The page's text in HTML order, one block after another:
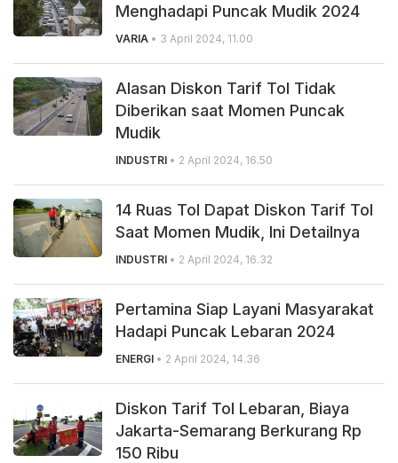
Menghadapi Puncak Mudik 2024
VARIA • 3 April 2024, 11.00
Alasan Diskon Tarif Tol Tidak
Diberikan saat Momen Puncak
Mudik
INDUSTRI • 2 April 2024, 16.50
14 Ruas Tol Dapat Diskon Tarif Tol
Saat Momen Mudik, Ini Detailnya
INDUSTRI • 2 April 2024, 16.32
Pertamina Siap Layani Masyarakat
Hadapi Puncak Lebaran 2024
ENERGI • 2 April 2024, 14.36
Diskon Tarif Tol Lebaran, Biaya
Jakarta-Semarang Berkurang Rp
150 Ribu